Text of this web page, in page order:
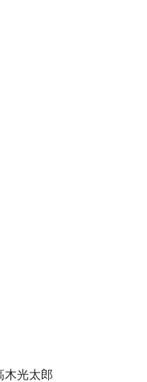
光太郎